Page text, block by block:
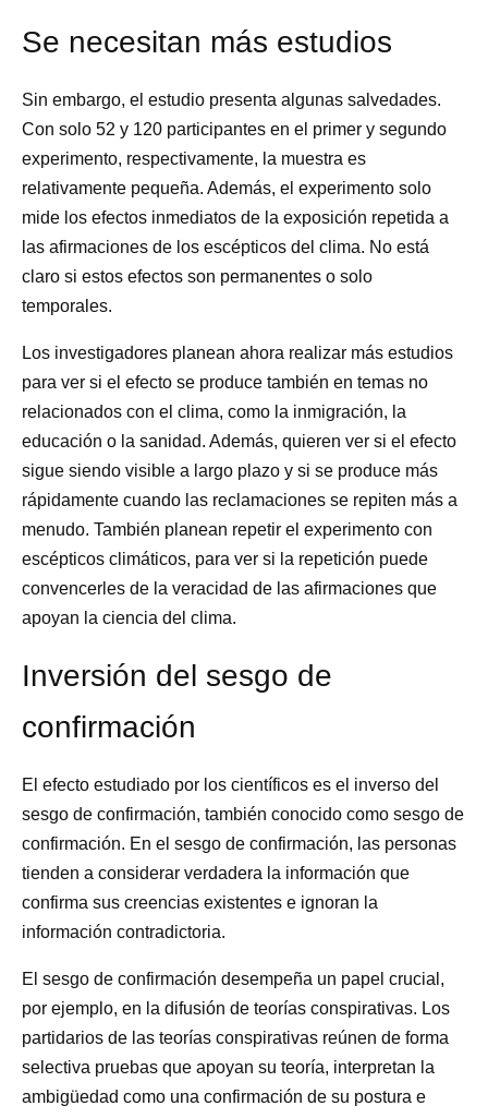
Se necesitan más estudios
Sin embargo, el estudio presenta algunas salvedades.
Con solo 52 y 120 participantes en el primer y segundo
experimento, respectivamente, la muestra es
relativamente pequeña. Además, el experimento solo
mide los efectos inmediatos de la exposición repetida a
las afirmaciones de los escépticos del clima. No está
claro si estos efectos son permanentes o solo
temporales.
Los investigadores planean ahora realizar más estudios
para ver si el efecto se produce también en temas no
relacionados con el clima, como la inmigración, la
educación o la sanidad. Además, quieren ver si el efecto
sigue siendo visible a largo plazo y si se produce más
rápidamente cuando las reclamaciones se repiten más a
menudo. También planean repetir el experimento con
escépticos climáticos, para ver si la repetición puede
convencerles de la veracidad de las afirmaciones que
apoyan la ciencia del clima.
Inversión del sesgo de
confirmación
El efecto estudiado por los científicos es el inverso del
sesgo de confirmación, también conocido como sesgo de
confirmación. En el sesgo de confirmación, las personas
tienden a considerar verdadera la información que
confirma sus creencias existentes e ignoran la
información contradictoria.
El sesgo de confirmación desempeña un papel crucial,
por ejemplo, en la difusión de teorías conspirativas. Los
partidarios de las teorías conspirativas reúnen de forma
selectiva pruebas que apoyan su teoría, interpretan la
ambigüedad como una confirmación de su postura e